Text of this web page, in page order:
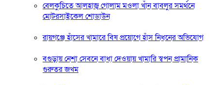
বেলকুচিতে আলহাজ্ব গোলাম মওলা খাঁন বাবলুর সমর্থনে
মোটরসাইকেল শোডাউন
রায়গঞ্জে হাঁসের খামারে বিষ প্রয়োগে হাঁস নিধনের অভিযোগ
বগুড়ায় নেশা সেবনে বাধা দেওয়ায় খামারি স্বপন প্রামানিক
গুরুতর জখম